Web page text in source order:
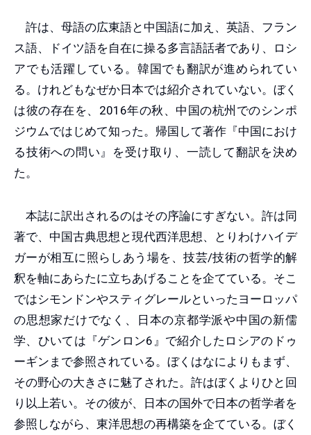
許は、母語の広東語と中国語に加え、英語、フラン
ス語、ドイツ語を自在に操る多言語話者であり、ロシ
アでも活躍している。韓国でも翻訳が進められてい
る。けれどもなぜか日本では紹介されていない。ぼく
は彼の存在を、2016年の秋、中国の杭州でのシンポ
ジウムではじめて知った。帰国して著作『中国におけ
る技術への問い』を受け取り、一読して翻訳を決め
た。
本誌に訳出されるのはその序論にすぎない。許は同
著で、中国古典思想と現代西洋思想、とりわけハイデ
ガーが相互に照らしあう場を、技芸/技術の哲学的解
釈を軸にあらたに立ちあげることを企てている。そこ
ではシモンドンやスティグレールといったヨーロッパ
の思想家だけでなく、日本の京都学派や中国の新儒
学、ひいては『ゲンロン6』で紹介したロシアのドゥ
ーギンまで参照されている。ぼくはなによりもまず、
その野心の大きさに魅了された。許はぼくよりひと回
り以上若い。その彼が、日本の国外で日本の哲学者を
参照しながら、東洋思想の再構築を企てている。ぼく